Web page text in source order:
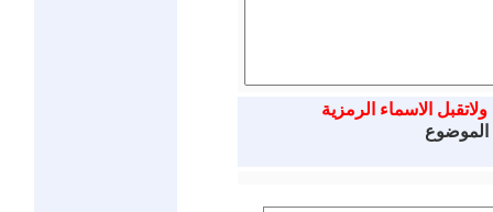
الاسماء الرمزية
الموضوع